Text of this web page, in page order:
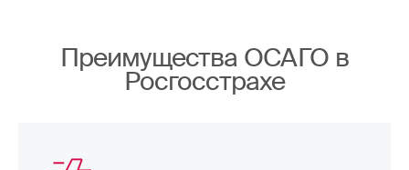
Преимущества ОСАГО в
Росгосстрахе